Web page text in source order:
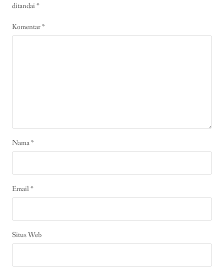
ditandai*
Komentar*
Nama*
Email*
Situs Web